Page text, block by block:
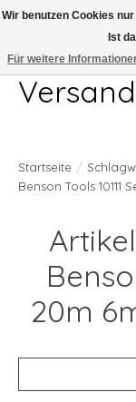
Telefon 04407 715872
Startseite /
Benson Tools
20m
Wir benutzen Cookies
Ist
Für weitere